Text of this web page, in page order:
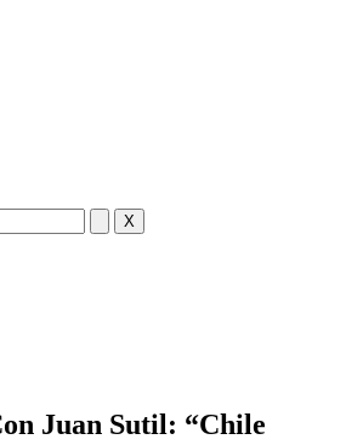
X
Juan Sutil: “Chile